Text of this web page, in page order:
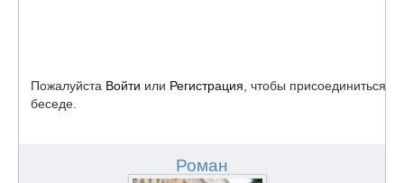
Пожалуйста Войти или Регистрация , чтобы присоединиться к
беседе.
Роман